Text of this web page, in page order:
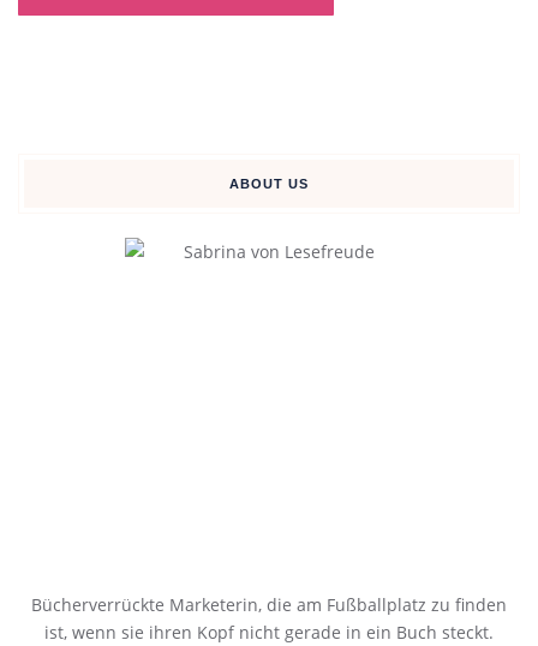
ABOUT US
Bücherverrückte Marketerin, die am Fußballplatz zu finden
ist, wenn sie ihren Kopf nicht gerade in ein Buch steckt.